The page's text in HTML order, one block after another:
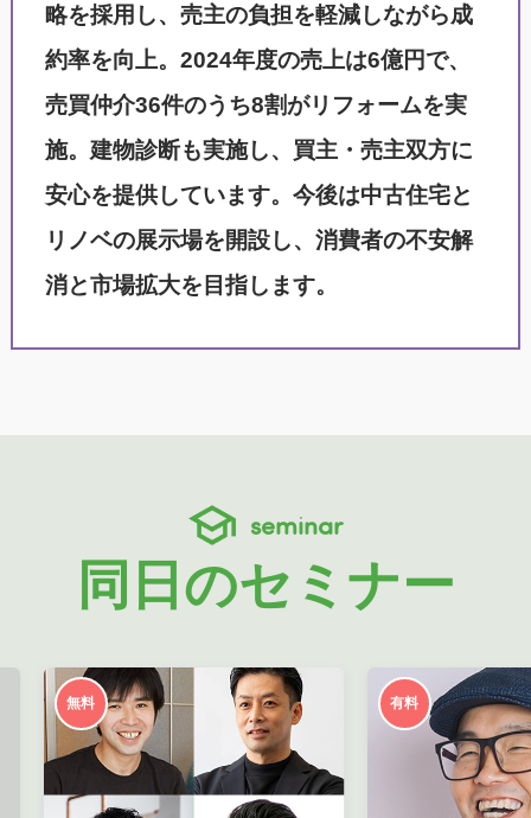
略を採用し、売主の負担を軽減しながら成
約率を向上。2024年度の売上は6億円で、
売買仲介36件のうち8割がリフォームを実
施。建物診断も実施し、買主・売主双方に
安心を提供しています。今後は中古住宅と
リノベの展示場を開設し、消費者の不安解
消と市場拡大を目指します。
seminar
同日のセミナー
無料 有料